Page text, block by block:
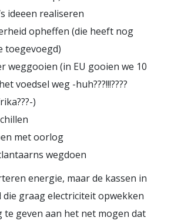
ideeen realiseren
opheffen (die heeft nog
toegevoegd)
weggooien (in EU gooien we 10
voedsel weg -huh???!!!????
)
met oorlog
wegdoen
energie, maar de kassen in
die graag electriciteit opwekken
te geven aan het net mogen dat